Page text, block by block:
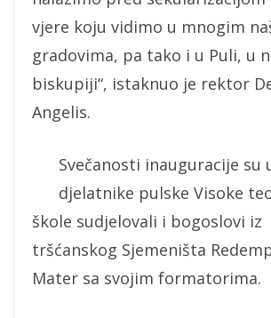
vjere koju vidimo u mnogim
gradovima, pa tako i u Puli, u
biskupiji“, istaknuo je rektor
Angelis.
Svečanosti inauguracije su
djelatnike pulske Visoke
škole sudjelovali i bogoslovi iz
tršćanskog Sjemeništa
Mater sa svojim formatorima.